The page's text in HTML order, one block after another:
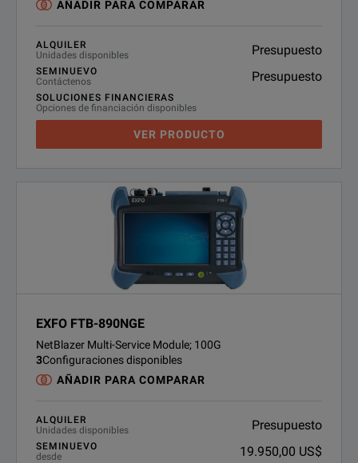
AÑADIR PARA COMPARAR
ALQUILER
Unidades disponibles
Presupuesto
SEMINUEVO
Contáctenos
Presupuesto
SOLUCIONES FINANCIERAS
Opciones de financiación disponibles
VER PRODUCTO
EXFO FTB-890NGE
NetBlazer Multi-Service Module; 100G
3Configuraciones disponibles
AÑADIR PARA COMPARAR
ALQUILER
Unidades disponibles
Presupuesto
SEMINUEVO
desde
19.950,00 US$